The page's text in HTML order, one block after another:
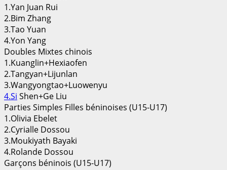
1.Yan Juan Rui
2.Bim Zhang
3.Tao Yuan
4.Yon Yang
Doubles Mixtes chinois
1.Kuanglin+Hexiaofen
2.Tangyan+Lijunlan
3.Wangyongtao+Luowenyu
4.Si Shen+Ge Liu
Parties Simples Filles béninoises (U15-U17)
1.Olivia Ebelet
2.Cyrialle Dossou
3.Moukiyath Bayaki
4.Rolande Dossou
Garçons béninois (U15-U17)